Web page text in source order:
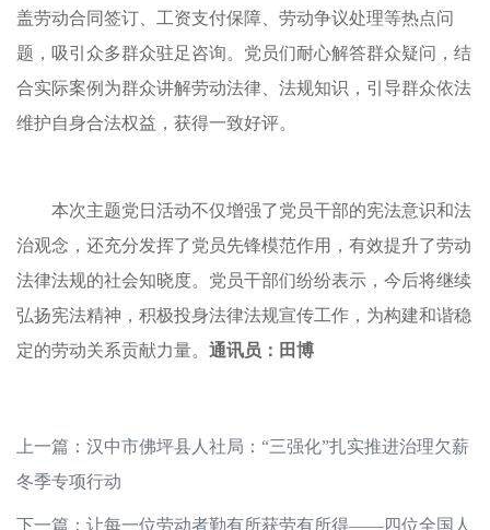
盖劳动合同签订、工资支付保障、劳动争议处理等热点问
题，吸引众多群众驻足咨询。党员们耐心解答群众疑问，结
合实际案例为群众讲解劳动法律、法规知识，引导群众依法
维护自身合法权益，获得一致好评。
本次主题党日活动不仅增强了党员干部的宪法意识和法
治观念，还充分发挥了党员先锋模范作用，有效提升了劳动
法律法规的社会知晓度。党员干部们纷纷表示，今后将继续
弘扬宪法精神，积极投身法律法规宣传工作，为构建和谐稳
定的劳动关系贡献力量。 通讯员：田博
上一篇： 汉中市佛坪县人社局：“三强化”扎实推进治理欠薪
冬季专项行动
下一篇： 让每一位劳动者勤有所获劳有所得——四位全国人